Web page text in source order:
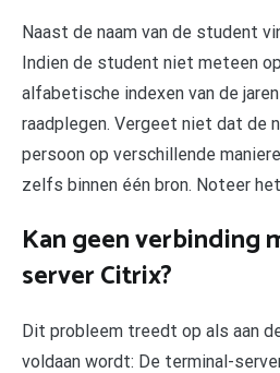
Naast de naam van de student
Indien de student niet meteen
alfabetische indexen van de
raadplegen. Vergeet niet dat de
persoon op verschillende
zelfs binnen één bron. Noteer
Kan geen verbinding
server Citrix?
Dit probleem treedt op als aan
voldaan wordt: De terminal-